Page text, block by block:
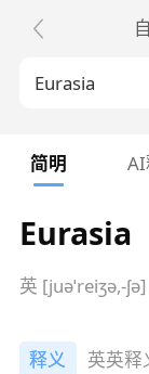
简明 AI
Eurasia
英 [juəˈreiʒə,-ʃə]
释义 英英释